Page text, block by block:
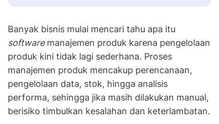
Banyak bisnis mulai mencari tahu apa itu
software manajemen produk karena pengelolaan
produk kini tidak lagi sederhana. Proses
manajemen produk mencakup perencanaan,
pengelolaan data, stok, hingga analisis
performa, sehingga jika masih dilakukan manual,
berisiko timbulkan kesalahan dan keterlambatan.